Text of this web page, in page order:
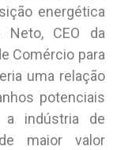
energética
CEO da
Comércio para
uma relação
potenciais
indústria de
maior valor